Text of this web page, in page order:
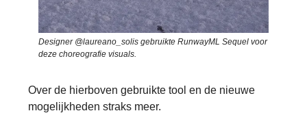
Designer @laureano_solis gebruikte RunwayML Sequel voor
deze choreografie visuals.
Over de hierboven gebruikte tool en de nieuwe
mogelijkheden straks meer.